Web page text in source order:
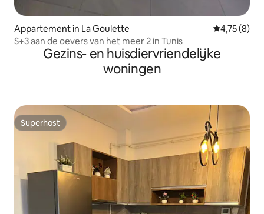
Appartement in La Goulette
4,75 (8)
S+3 aan de oevers van het meer 2 in Tunis
Gezins- en huisdiervriendelijke
woningen
Superhost
Superhost